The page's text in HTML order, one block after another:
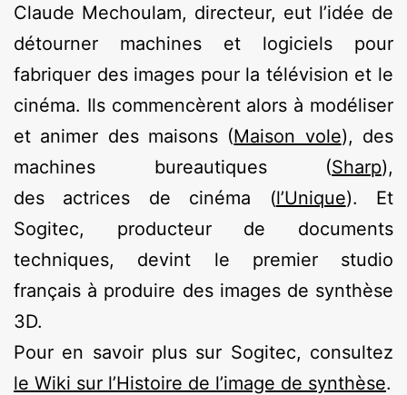
Claude Mechoulam, directeur, eut l’idée de
détourner machines et logiciels pour
fabriquer des images pour la télévision et le
cinéma. Ils commencèrent alors à modéliser
et animer des maisons (Maison vole), des
machines bureautiques (Sharp),
des actrices de cinéma (l’Unique). Et
Sogitec, producteur de documents
techniques, devint le premier studio
français à produire des images de synthèse
3D.
Pour en savoir plus sur Sogitec, consultez
le Wiki sur l’Histoire de l’image de synthèse.